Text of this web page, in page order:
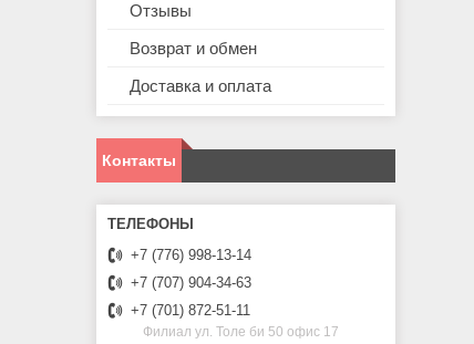
Отзывы
Возврат и обмен
Доставка и оплата
Контакты
+7 (776) 998-13-14
+7 (707) 904-34-63
+7 (701) 872-51-11
Филиал ул. Толе би 50 офис 17